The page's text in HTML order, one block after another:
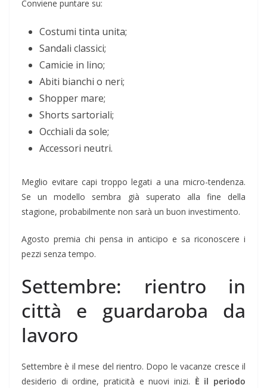
Conviene puntare su:
Costumi tinta unita;
Sandali classici;
Camicie in lino;
Abiti bianchi o neri;
Shopper mare;
Shorts sartoriali;
Occhiali da sole;
Accessori neutri.
Meglio evitare capi troppo legati a una micro-tendenza.
Se un modello sembra già superato alla fine della
stagione, probabilmente non sarà un buon investimento.
Agosto premia chi pensa in anticipo e sa riconoscere i
pezzi senza tempo.
Settembre: rientro in
città e guardaroba da
lavoro
Settembre è il mese del rientro. Dopo le vacanze cresce il
desiderio di ordine, praticità e nuovi inizi. È il periodo